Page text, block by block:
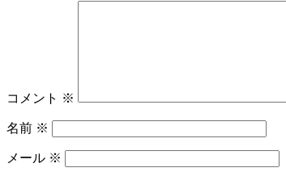
コメント ※
名前 ※
メール ※